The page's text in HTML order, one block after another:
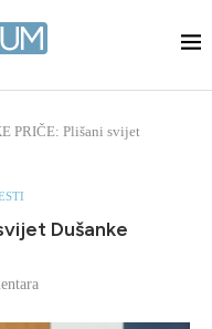
PRIČE: Plišani svijet
Dušanke